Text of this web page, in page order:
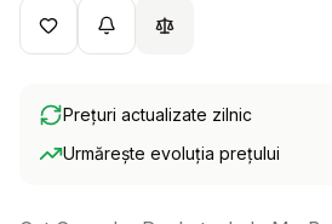
Prețuri actualizate zilnic
Urmărește evoluția prețului